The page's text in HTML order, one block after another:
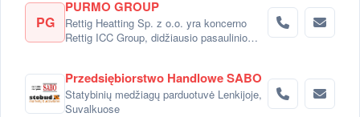
PG
PURMO GROUP
Rettig Heatting Sp. z o.o. yra koncerno
Rettig ICC Group, didžiausio pasaulinio
Przedsiębiorstwo Handlowe SABO
Statybinių medžiagų parduotuvė Lenkijoje,
Suvalkuose